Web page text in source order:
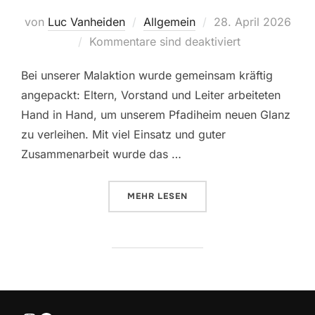
von Luc Vanheiden Allgemein
Veröffentlicht
am
28. April 2026
Kommentare sind deaktiviert
Bei unserer Malaktion wurde gemeinsam kräftig
angepackt: Eltern, Vorstand und Leiter arbeiteten
Hand in Hand, um unserem Pfadiheim neuen Glanz
zu verleihen. Mit viel Einsatz und guter
Zusammenarbeit wurde das …
MEHR ÜBER “PFADIHEIM MALAKTION”
LESEN